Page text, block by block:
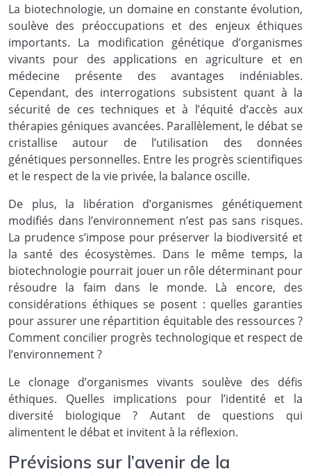
La biotechnologie, un domaine en constante évolution,
soulève des préoccupations et des enjeux éthiques
importants. La modification génétique d’organismes
vivants pour des applications en agriculture et en
médecine présente des avantages indéniables.
Cependant, des interrogations subsistent quant à la
sécurité de ces techniques et à l’équité d’accès aux
thérapies géniques avancées. Parallèlement, le débat se
cristallise autour de l’utilisation des données
génétiques personnelles. Entre les progrès scientifiques
et le respect de la vie privée, la balance oscille.
De plus, la libération d’organismes génétiquement
modifiés dans l’environnement n’est pas sans risques.
La prudence s’impose pour préserver la biodiversité et
la santé des écosystèmes. Dans le même temps, la
biotechnologie pourrait jouer un rôle déterminant pour
résoudre la faim dans le monde. Là encore, des
considérations éthiques se posent : quelles garanties
pour assurer une répartition équitable des ressources ?
Comment concilier progrès technologique et respect de
l’environnement ?
Le clonage d’organismes vivants soulève des défis
éthiques. Quelles implications pour l’identité et la
diversité biologique ? Autant de questions qui
alimentent le débat et invitent à la réflexion.
Prévisions sur l’avenir de la